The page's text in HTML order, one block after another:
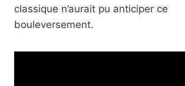
classique n’aurait pu anticiper ce
bouleversement.